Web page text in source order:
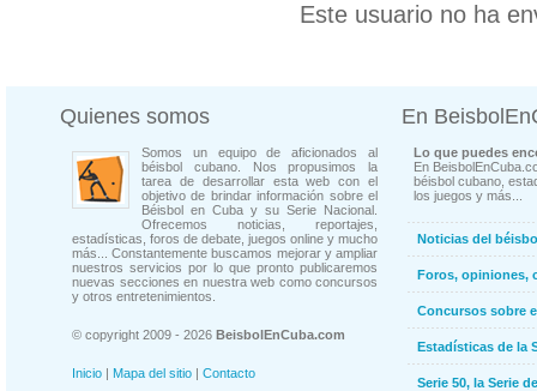
Este usuario no ha
Quienes somos
Somos un equipo de aficionados al
béisbol cubano. Nos propusimos la
tarea de desarrollar esta web con el
objetivo de brindar información sobre el
Béisbol en Cuba y su Serie Nacional.
Ofrecemos noticias, reportajes,
estadísticas, foros de debate, juegos online y mucho
más... Constantemente buscamos mejorar y ampliar
nuestros servicios por lo que pronto publicaremos
nuevas secciones en nuestra web como concursos
y otros entretenimientos.
© copyright 2009 - 2026 BeisbolEnCuba.com
Inicio | Mapa del sitio | Contacto
En
Lo que puedes
En
béisbol cubano,
los juegos y más...
Noticias del
Foros, opiniones,
Concursos sobre
Estadísticas de la
Serie 50, la Serie